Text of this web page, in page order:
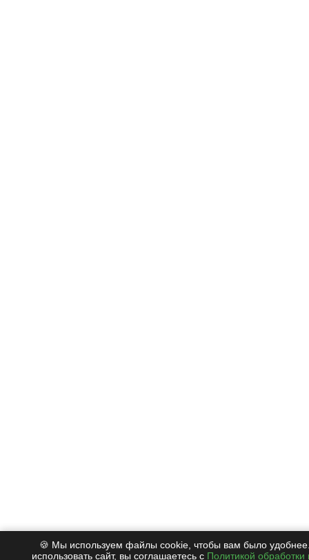
🍪 Мы используем файлы cookie, чтобы вам было
использовать сайт, вы соглашаетесь с Политикой